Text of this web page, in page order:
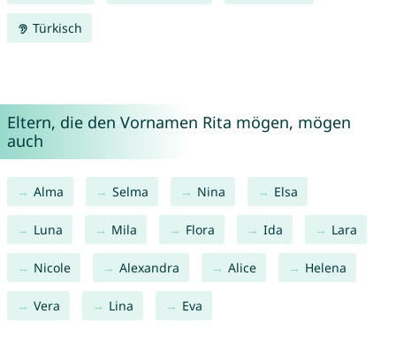
Türkisch
Eltern, die den Vornamen Rita mögen, mögen
auch
Alma Selma Nina Elsa
Luna Mila Flora Ida Lara
Nicole Alexandra Alice Helena
Vera Lina Eva